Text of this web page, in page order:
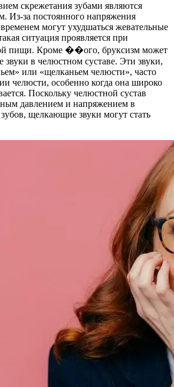
скрежетания зубами являются
Из-за постоянного напряжения
могут ухудшаться жевательные
ситуация проявляется при
пищи. Кроме ��ого, бруксизм может
в челюстном суставе. Эти звуки,
или «щелканьем челюсти», часто
челюсти, особенно когда она широко
Поскольку челюстной сустав
давлением и напряжением в
щелкающие звуки могут стать